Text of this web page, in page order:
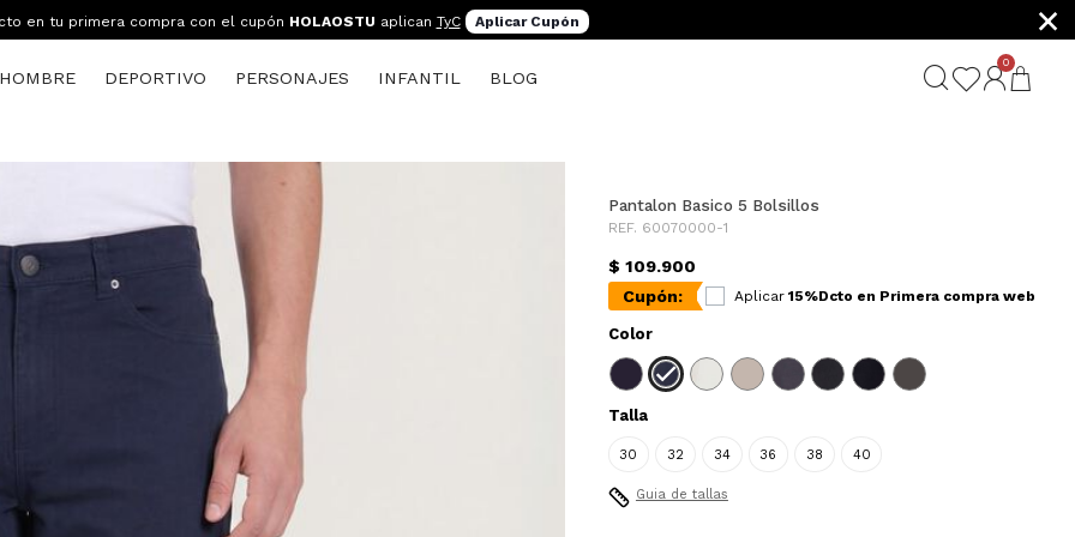
en tu primera compra con el cupón HOLAOSTU aplican TyC Aplicar Cupón ×
HOMBRE DEPORTIVO PERSONAJES INFANTIL BLOG
0
Pantalon Basico 5 Bolsillos
REF. 60070000-1
$ 109.900
Cupón:
Aplicar 15%Dcto en Primera compra web
Color
Talla
30 32 34 36 38 40
Guia de tallas